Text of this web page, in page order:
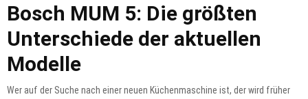
Bosch MUM 5: Die größten
Unterschiede der aktuellen
Modelle
Wer auf der Suche nach einer neuen Küchenmaschine ist, der wird früher